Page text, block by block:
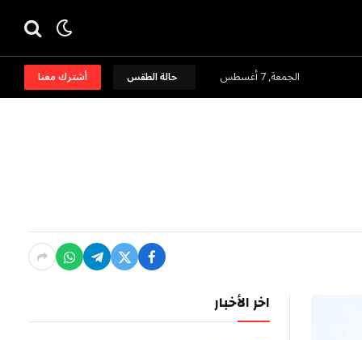
الجمعة, 7 أغسطس حالة الطقس أشترك معنا
اخر الأخبار